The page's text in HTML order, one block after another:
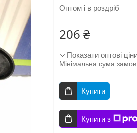
Оптом і в роздріб
206 ₴
Показати оптові
Мінімальна сума
Купити
Купити з